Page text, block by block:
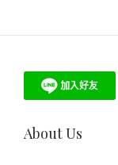
About Us